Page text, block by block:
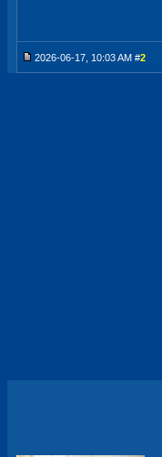
2026-06-17, 10:03 AM #2